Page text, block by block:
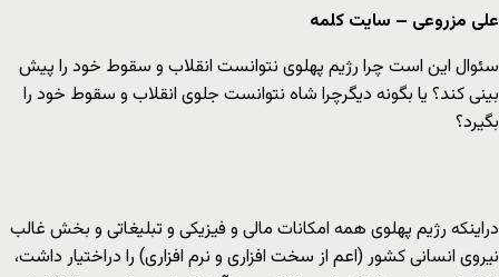
علی مزروعی – سایت کلمه
سئوال این است چرا رژیم پهلوی نتوانست انقلاب و سقوط خود را پیش
بینی کند؟ یا بگونه دیگرچرا شاه نتوانست جلوی انقلاب و سقوط خود را
بگیرد؟
دراینکه رژیم پهلوی همه امکانات مالی و فیزیکی و تبلیغاتی و بخش غالب
نیروی انسانی کشور (اعم از سخت افزاری و نرم افزاری) را دراختیار داشت،